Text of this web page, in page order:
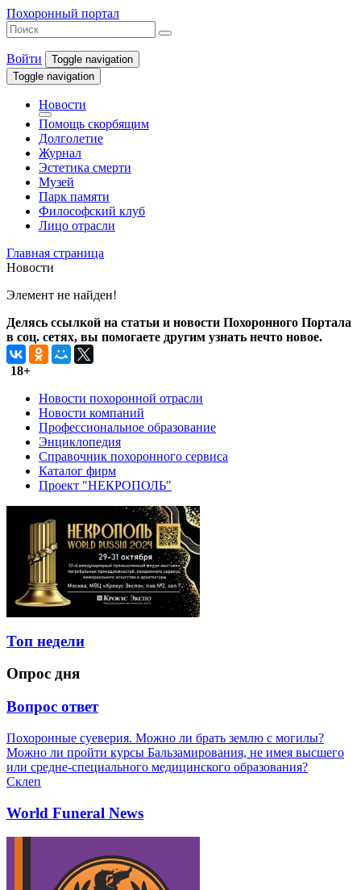
Похоронный портал
Войти
Toggle navigation
Toggle navigation
Новости
Помощь скорбящим
Долголетие
Журнал
Эстетика смерти
Музей
Парк памяти
Философский клуб
Лицо отрасли
Главная страница
Новости
Элемент не найден!
Делясь ссылкой на статьи и новости Похоронного Портала
в соц. сетях, вы помогаете другим узнать нечто новое.
18+
Новости похоронной отрасли
Новости компаний
Профессиональное образование
Энциклопедия
Справочник похоронного сервиса
Каталог фирм
Проект "НЕКРОПОЛЬ"
Топ недели
Опрос дня
Вопрос ответ
Похоронные суеверия. Можно ли брать землю с могилы?
Можно ли пройти курсы Бальзамирования, не имея высшего
или средне-специального медицинского образования?
Склеп
World Funeral News